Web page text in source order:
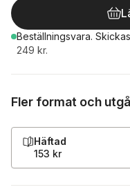
Beställningsvara. Skickas
249 kr.
Fler format och
Häftad
153 kr